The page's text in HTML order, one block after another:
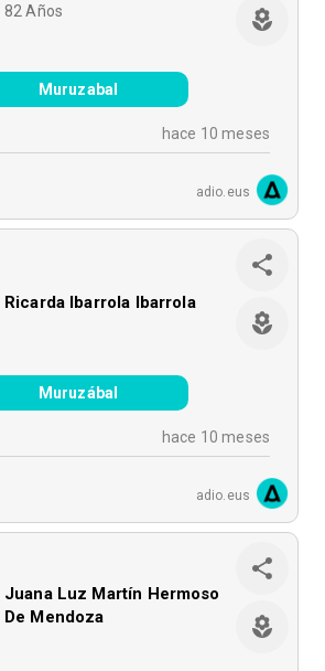
82 Años
Muruzabal
hace 10 meses
adio.eus
Ricarda Ibarrola Ibarrola
Muruzábal
hace 10 meses
adio.eus
Juana Luz Martín Hermoso
De Mendoza